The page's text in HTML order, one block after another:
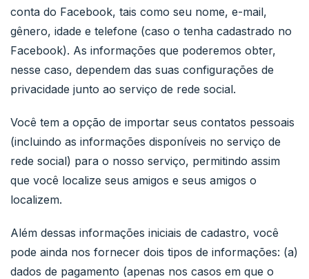
conta do Facebook, tais como seu nome, e-mail,
gênero, idade e telefone (caso o tenha cadastrado no
Facebook). As informações que poderemos obter,
nesse caso, dependem das suas configurações de
privacidade junto ao serviço de rede social.
Você tem a opção de importar seus contatos pessoais
(incluindo as informações disponíveis no serviço de
rede social) para o nosso serviço, permitindo assim
que você localize seus amigos e seus amigos o
localizem.
Além dessas informações iniciais de cadastro, você
pode ainda nos fornecer dois tipos de informações: (a)
dados de pagamento (apenas nos casos em que o